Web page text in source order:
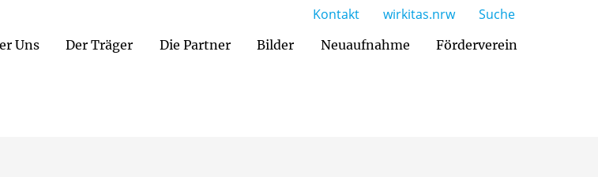
Uns Der Träger Die Partner Bilder Neuaufnahme Förderverein
Kontakt wirkitas.nrw Suche